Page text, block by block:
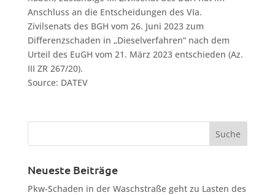
Anschluss an die Entscheidungen des VIa.
Zivilsenats des BGH vom 26. Juni 2023 zum
Differenzschaden in „Dieselverfahren“ nach dem
Urteil des EuGH vom 21. März 2023 entschieden (Az.
III ZR 267/20).
Source: DATEV
Neueste Beiträge
Pkw-Schaden in der Waschstraße geht zu Lasten des